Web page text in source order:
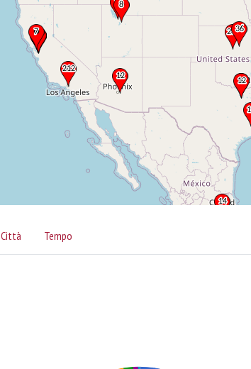
Città Tempo